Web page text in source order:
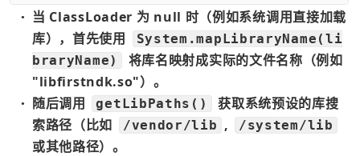
●
当 ClassLoader 为 null 时（例如系统调用直接加载
库），首先使用
System.mapLibraryName(li
braryName)
将库名映射成实际的文件名称（例如
"libfirstndk.so"）。
● 随后调用 getLibPaths()
获取系统预设的库搜
索路径（比如
/vendor/lib , /system/lib
或其他路径）。